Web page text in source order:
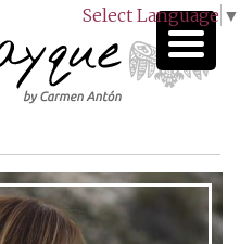
Select Language ▼